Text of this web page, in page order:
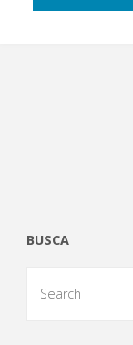
BUSCA